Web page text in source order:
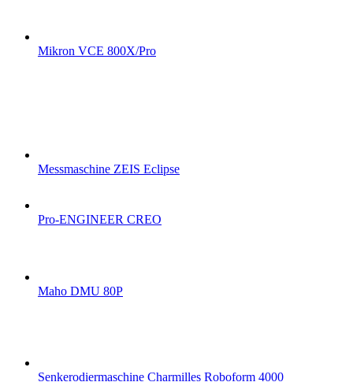
Mikron VCE 800X/Pro
Messmaschine ZEIS Eclipse
Pro-ENGINEER CREO
Maho DMU 80P
Senkerodiermaschine Charmilles Roboform 4000